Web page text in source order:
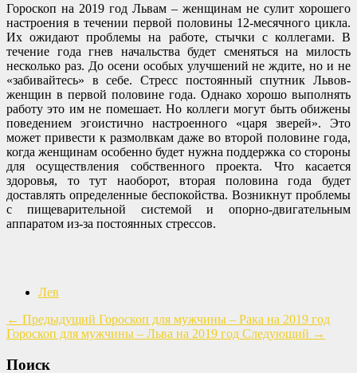
Гороскоп на 2019 год Львам – женщинам не сулит хорошего
настроения в течении первой половины 12-месячного цикла.
Их ожидают проблемы на работе, стычки с коллегами. В
течение года гнев начальства будет сменяться на милость
несколько раз. До осени особых улучшений не ждите, но и не
«забивайтесь» в себе. Стресс постоянный спутник Львов-
женщин в первой половине года. Однако хорошо выполнять
работу это им не помешает. Но коллеги могут быть обижены
поведением эгоистично настроенного «царя зверей». Это
может привести к размолвкам даже во второй половине года,
когда женщинам особенно будет нужна поддержка со стороны
для осуществления собственного проекта. Что касается
здоровья, то тут наоборот, вторая половина года будет
доставлять определенные беспокойства. Возникнут проблемы
с пищеварительной системой и опорно-двигательным
аппаратом из-за постоянных стрессов.
Лев
← Предыдущий Гороскоп для мужчины – Рака на 2019 год
Гороскоп для мужчины – Льва на 2019 год Следующий →
Поиск